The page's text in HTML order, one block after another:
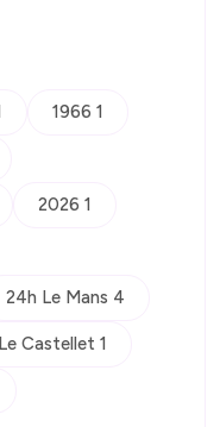
1966 1
2026 1
24h Le Mans 4
Castellet 1